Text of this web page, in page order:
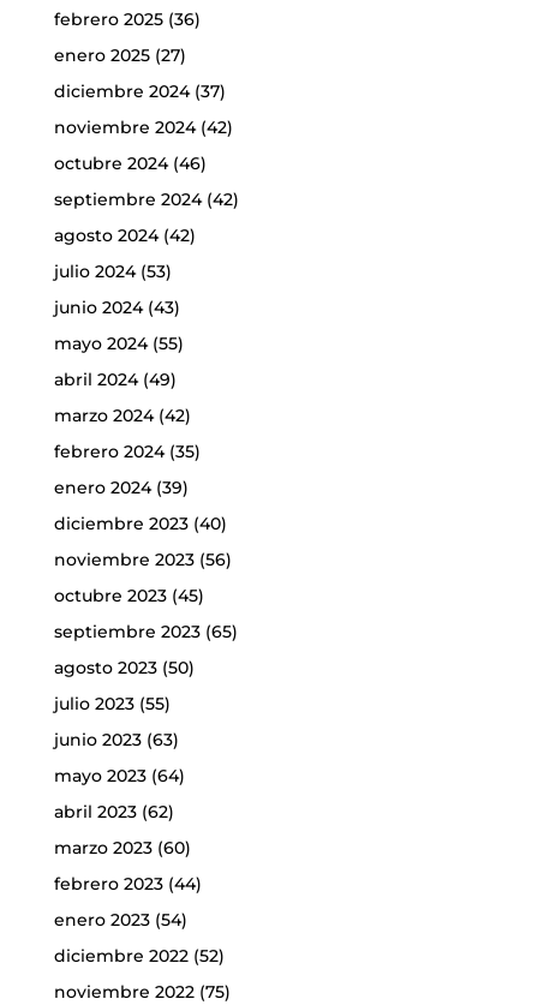
febrero 2025(36)
enero 2025(27)
diciembre 2024(37)
noviembre 2024(42)
octubre 2024(46)
septiembre 2024(42)
agosto 2024(42)
julio 2024(53)
junio 2024(43)
mayo 2024(55)
abril 2024(49)
marzo 2024(42)
febrero 2024(35)
enero 2024(39)
diciembre 2023(40)
noviembre 2023(56)
octubre 2023(45)
septiembre 2023(65)
agosto 2023(50)
julio 2023(55)
junio 2023(63)
mayo 2023(64)
abril 2023(62)
marzo 2023(60)
febrero 2023(44)
enero 2023(54)
diciembre 2022(52)
noviembre 2022(75)